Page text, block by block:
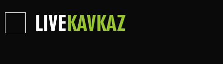
LIVEKAVKAZ